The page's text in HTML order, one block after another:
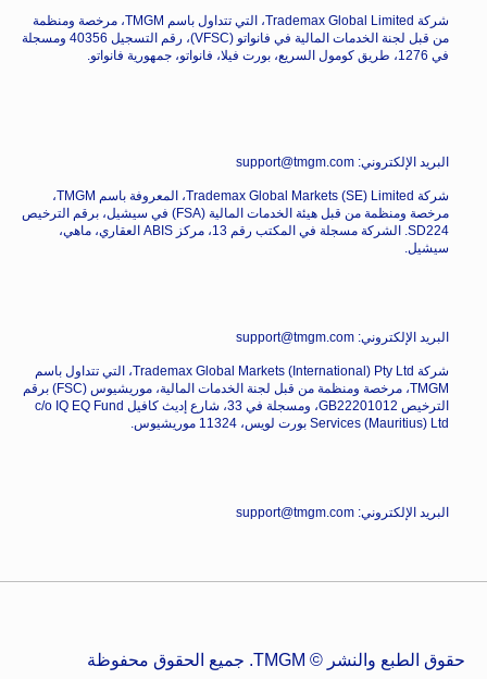
شركة Trademax Global Limited، التي تتداول باسم TMGM، مرخصة ومنظمة
من قبل لجنة الخدمات المالية في فانواتو (VFSC)، رقم التسجيل 40356 ومسجلة
في 1276، طريق كومول السريع، بورت فيلا، فانواتو، جمهورية فانواتو.
البريد الإلكتروني: support@tmgm.com
شركة Trademax Global Markets (SE) Limited، المعروفة باسم TMGM،
مرخصة ومنظمة من قبل هيئة الخدمات المالية (FSA) في سيشيل، برقم الترخيص
SD224. الشركة مسجلة في المكتب رقم 13، مركز ABIS العقاري، ماهي،
سيشيل.
البريد الإلكتروني: support@tmgm.com
شركة Trademax Global Markets (International) Pty Ltd، التي تتداول باسم
TMGM، مرخصة ومنظمة من قبل لجنة الخدمات المالية، موريشيوس (FSC) برقم
الترخيص GB22201012، ومسجلة في 33، شارع إديث كافيل c/o IQ EQ Fund
Services (Mauritius) Ltd بورت لويس، 11324 موريشيوس.
البريد الإلكتروني: support@tmgm.com
حقوق الطبع والنشر © TMGM. جميع الحقوق محفوظة